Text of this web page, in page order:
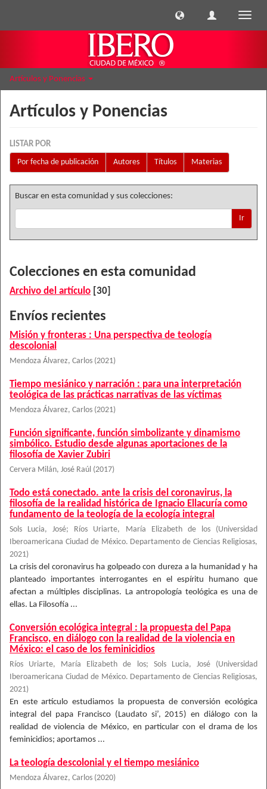
Artículos y Ponencias
Artículos y Ponencias
LISTAR POR
Por fecha de publicación
Autores Títulos Materias
Buscar en esta comunidad y sus colecciones:
Ir
Colecciones en esta comunidad
Archivo del artículo [30]
Envíos recientes
Misión y fronteras : Una perspectiva de teología
descolonial
Mendoza Álvarez, Carlos (2021)
Tiempo mesiánico y narración : para una interpretación
teológica de las prácticas narrativas de las víctimas
Mendoza Álvarez, Carlos (2021)
Función significante, función simbolizante y dinamismo
simbólico. Estudio desde algunas aportaciones de la
filosofía de Xavier Zubiri
Cervera Milán, José Raúl (2017)
Todo está conectado. ante la crisis del coronavirus, la
filosofía de la realidad histórica de Ignacio Ellacuría como
fundamento de la teología de la ecología integral
Sols Lucia, José; Ríos Uriarte, María Elizabeth de los (Universidad
Iberoamericana Ciudad de México. Departamento de Ciencias Religiosas,
2021)
La crisis del coronavirus ha golpeado con dureza a la humanidad y ha
planteado importantes interrogantes en el espíritu humano que
afectan a múltiples disciplinas. La antropología teológica es una de
ellas. La Filosofía ...
Conversión ecológica integral : la propuesta del Papa
Francisco, en diálogo con la realidad de la violencia en
México: el caso de los feminicidios
Ríos Uriarte, María Elizabeth de los; Sols Lucia, José (Universidad
Iberoamericana Ciudad de México. Departamento de Ciencias Religiosas,
2021)
En este artículo estudiamos la propuesta de conversión ecológica
integral del papa Francisco (Laudato si’, 2015) en diálogo con la
realidad de violencia de México, en particular con el drama de los
feminicidios; aportamos ...
La teología descolonial y el tiempo mesiánico
Mendoza Álvarez, Carlos (2020)